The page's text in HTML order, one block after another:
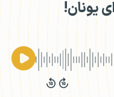
یونان!